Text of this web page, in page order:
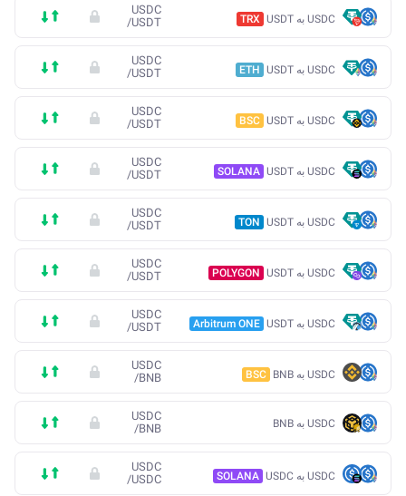
USDC به USDT TRX
USDC
/USDT
USDC به USDT ETH
USDC
/USDT
USDC به USDT BSC
USDC
/USDT
USDC به USDT SOLANA
USDC
/USDT
USDC به USDT TON
USDC
/USDT
USDC به USDT POLYGON
USDC
/USDT
USDC به USDT Arbitrum ONE
USDC
/USDT
USDC به BNB BSC
USDC
/BNB
USDC به BNB
USDC
/BNB
USDC به USDC SOLANA
USDC
/USDC